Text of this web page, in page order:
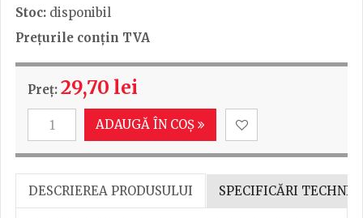
Stoc: disponibil
Prețurile conțin TVA
Preț:29,70 lei
ADAUGĂ ÎN COȘ
DESCRIEREA PRODUSULUI SPECIFICĂRI